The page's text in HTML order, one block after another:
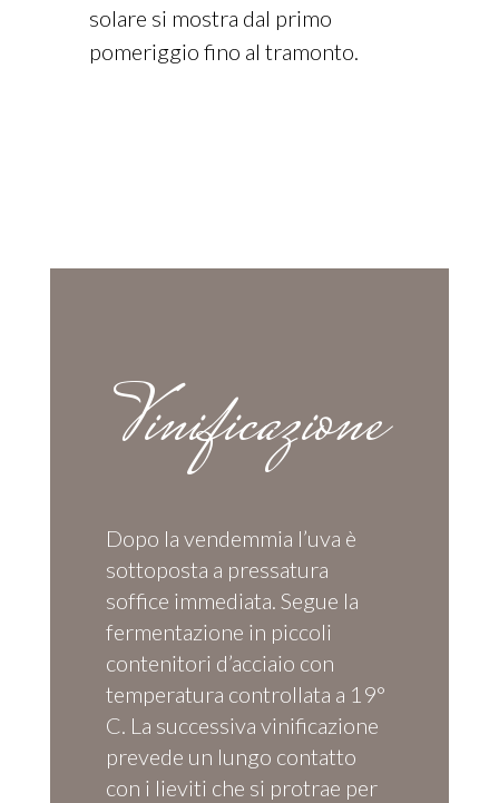
solare si mostra dal primo
pomeriggio fino al tramonto.
Vinificazione
Dopo la vendemmia l’uva è
sottoposta a pressatura
soffice immediata. Segue la
fermentazione in piccoli
contenitori d’acciaio con
temperatura controllata a 19°
C. La successiva vinificazione
prevede un lungo contatto
con i lieviti che si protrae per